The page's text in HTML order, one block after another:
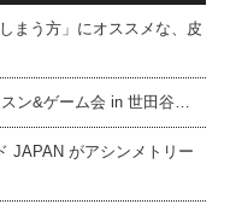
まう方」にオススメな、皮
ン&ゲーム会 in 世田谷…
JAPAN がアシンメトリー